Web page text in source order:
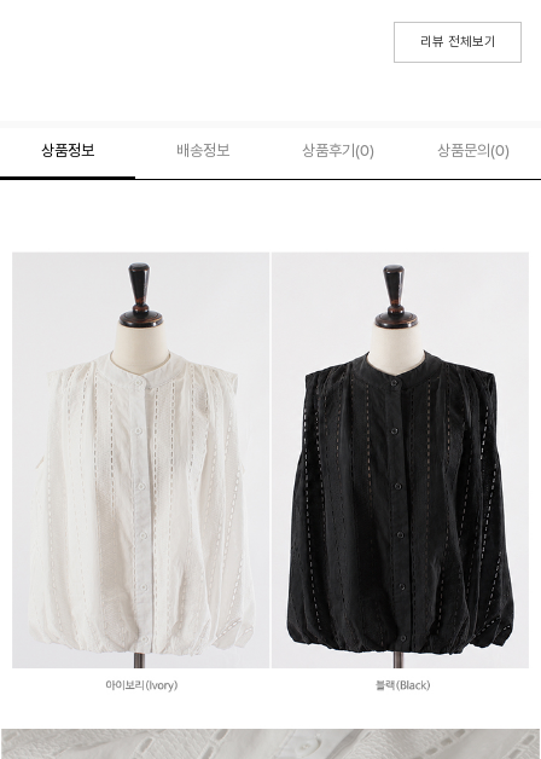
리뷰 전체보기
상품정보 배송정보 상품후기(0) 상품문의 (0)